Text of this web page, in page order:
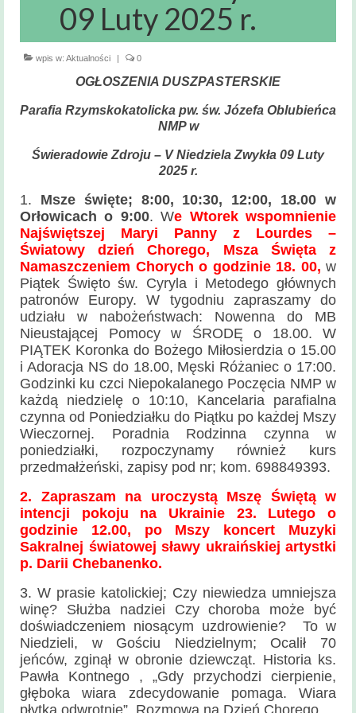
Msze święte
i nabożeństwa
Kancelaria
Sakramenty
Sakrament Chrztu
Sakrament Małżeństwa
Sakrament chorych
Sakrament pokuty
Zakres
terytorialny
Historia
parafii
Kontakt
KAMERA
09 Luty 2025 r.
wpis w: Aktualności 0
OGŁOSZENIA DUSZPASTERSKIE
Parafia Rzymskokatolicka pw. św. Józefa Oblubieńca
NMP w
Świeradowie Zdroju – V Niedziela Zwykła 09 Luty
2025 r.
1. Msze święte; 8:00, 10:30, 12:00, 18.00 w
Orłowicach o 9:00. We Wtorek wspomnienie
Najświętszej Maryi Panny z Lourdes –
Światowy dzień Chorego, Msza Święta z
Namaszczeniem Chorych o godzinie 18. 00, w
Piątek Święto św. Cyryla i Metodego głównych
patronów Europy.W tygodniu zapraszamy do
udziału w nabożeństwach: Nowenna do MB
Nieustającej Pomocy w ŚRODĘ o 18.00. W
PIĄTEK Koronka do Bożego Miłosierdzia o 15.00
i Adoracja NS do 18.00, Męski Różaniec o 17:00.
Godzinki ku czci Niepokalanego Poczęcia NMP w
każdą niedzielę o 10:10, Kancelaria parafialna
czynna od Poniedziałku do Piątku po każdej Mszy
Wieczornej. Poradnia Rodzinna czynna w
poniedziałki, rozpoczynamy również kurs
przedmałżeński, zapisy pod nr; kom. 698849393.
2. Zapraszam na uroczystą Mszę Świętą w
intencji pokoju na Ukrainie 23. Lutego o
godzinie 12.00, po Mszy koncert Muzyki
Sakralnej światowej sławy ukraińskiej artystki
p. Darii Chebanenko.
3. W prasie katolickiej; Czy niewiedza umniejsza
winę? Służba nadziei Czy choroba może być
doświadczeniem niosącym uzdrowienie? To w
Niedzieli, w Gościu Niedzielnym; Ocalił 70
jeńców, zginął w obronie dziewcząt. Historia ks.
Pawła Kontnego , „Gdy przychodzi cierpienie,
głęboka wiara zdecydowanie pomaga. Wiara